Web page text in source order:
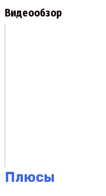
Видеообзор
Плюсы